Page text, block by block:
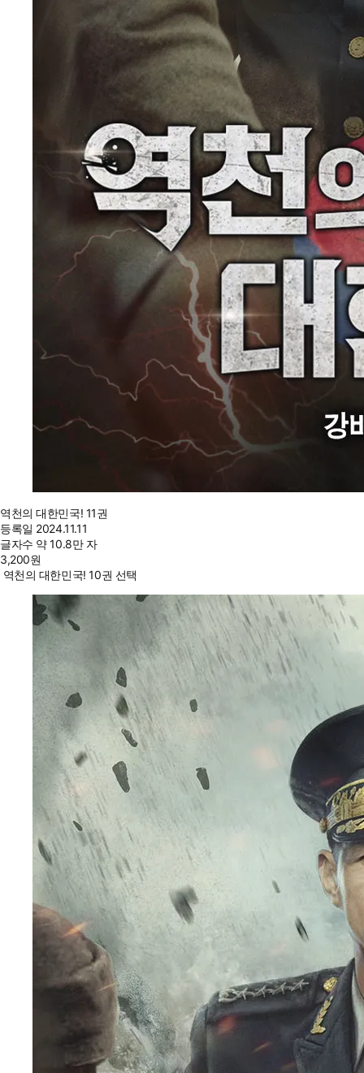
역천의 대한민국! 11권
등록일 2024.11.11
글자수 약 10.8만 자
3,200원
역천의 대한민국! 10권 선택